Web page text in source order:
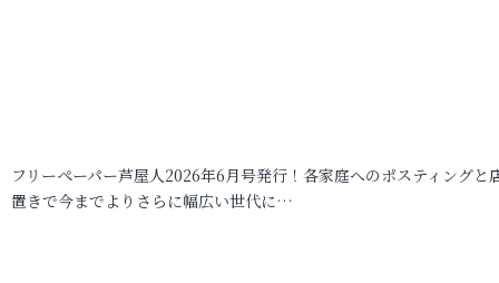
フリーペーパー芦屋人2026年6月号発行！各家庭へのポスティングと
置きで今までよりさらに幅広い世代に…